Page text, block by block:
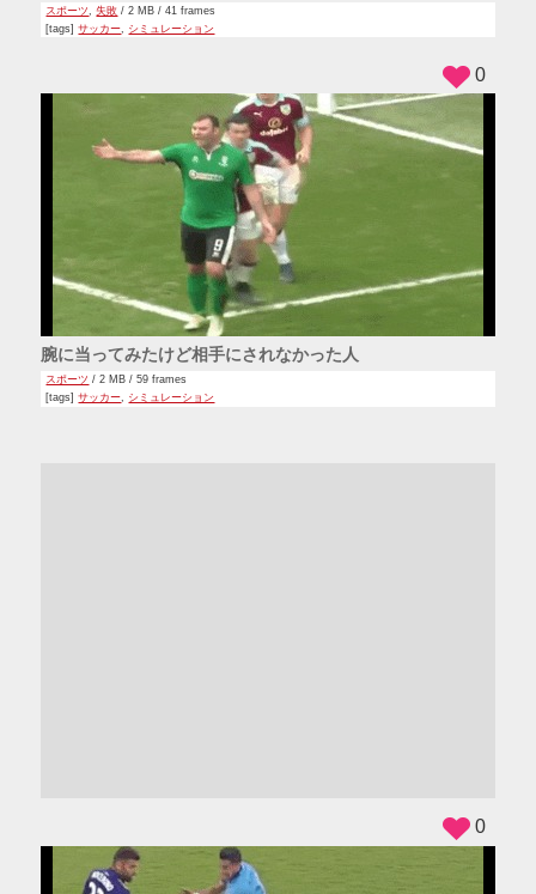
スポーツ ,失敗 / 2 MB / 41 frames
[tags]サッカー シミュレーション
腕に当ってみたけど相手にされなかった人
スポーツ / 2 MB / 59 frames
[tags]サッカー シミュレーション
0
0